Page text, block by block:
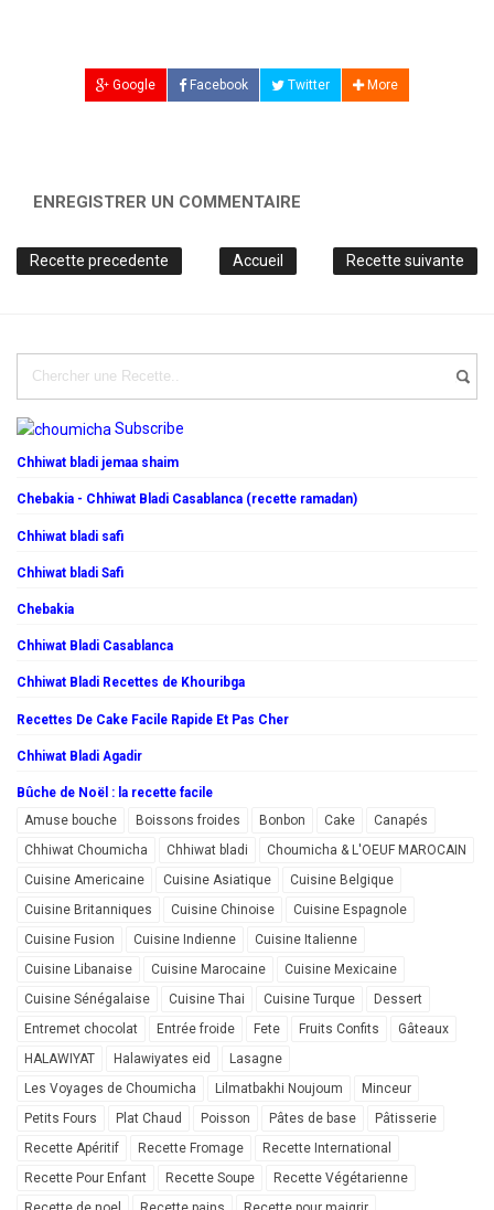
Google Facebook Twitter More
ENREGISTRER UN COMMENTAIRE
Recette precedente Recette suivante
Accueil
Subscribe
Chhiwat bladi jemaa shaim
Chebakia - Chhiwat Bladi Casablanca (recette ramadan)
Chhiwat bladi safi
Chhiwat bladi Safi
Chebakia
Chhiwat Bladi Casablanca
Chhiwat Bladi Recettes de Khouribga
Recettes De Cake Facile Rapide Et Pas Cher
Chhiwat Bladi Agadir
Bûche de Noël : la recette facile
Amuse bouche
Boissons froides Bonbon Cake
Canapés
Chhiwat Choumicha
Chhiwat bladi
Choumicha & L'OEUF MAROCAIN
Cuisine Americaine
Cuisine Asiatique
Cuisine Belgique
Cuisine Britanniques
Cuisine Chinoise
Cuisine Espagnole
Cuisine Fusion
Cuisine Indienne
Cuisine Italienne
Cuisine Libanaise
Cuisine Marocaine
Cuisine Mexicaine
Cuisine Sénégalaise
Cuisine Thai Cuisine Turque
Dessert
Entremet chocolat
Entrée froide Fete Fruits Confits
Gâteaux
HALAWIYAT
Halawiyates eid
Lasagne
Les Voyages de Choumicha
Lilmatbakhi Noujoum
Minceur
Petits Fours
Plat Chaud Poisson Pâtes de base
Pâtisserie
Recette Apéritif
Recette Fromage
Recette International
Recette Pour Enfant
Recette Soupe
Recette Végétarienne